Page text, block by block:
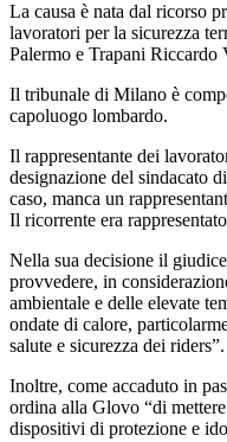
La causa è nata dal ricorso
lavoratori per la sicurezza
Palermo e Trapani
Il tribunale di Milano è
capoluogo lombardo.
Il rappresentante dei
designazione del sindacato
caso, manca un
Il ricorrente era
Nella sua decisione il
provvedere, in
ambientale e delle elevate
ondate di calore,
salute e sicurezza dei riders”.
Inoltre, come accaduto in
ordina alla Glovo “di
dispositivi di protezione e